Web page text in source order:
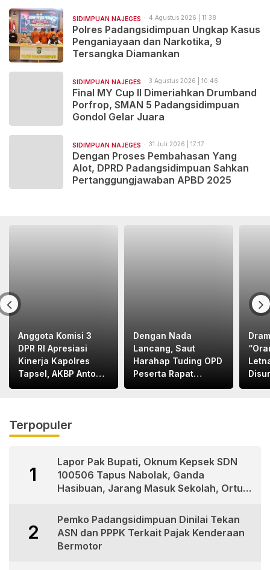
SIDIMPUAN NAJEGES 4 Agustus 2026 | 11:38
Polres Padangsidimpuan Ungkap Kasus
Penganiayaan dan Narkotika, 9
Tersangka Diamankan
SIDIMPUAN NAJEGES 3 Agustus 2026 | 10:46
Final MY Cup II Dimeriahkan Drumband
Porfrop, SMAN 5 Padangsidimpuan
Gondol Gelar Juara
SIDIMPUAN NAJEGES 31 Juli 2026 | 17:17
Dengan Proses Pembahasan Yang
Alot, DPRD Padangsidimpuan Sahkan
Pertanggungjawaban APBD 2025
Anggota Komisi 3
DPR RI Apresiasi
Kinerja Kapolres
Tapsel, AKBP Anton
Dengan Nada
Lancang, Saut
Harahap Tuding OPD
Peserta Rapat
Terpopuler
1
Lapor Pak Bupati, Oknum Kepsek SDN
100506 Tapus Nabolak, Ganda
Hasibuan, Jarang Masuk Sekolah, Ortu
2
Pemko Padangsidimpuan Dinilai Tekan
ASN dan PPPK Terkait Pajak Kenderaan
Bermotor